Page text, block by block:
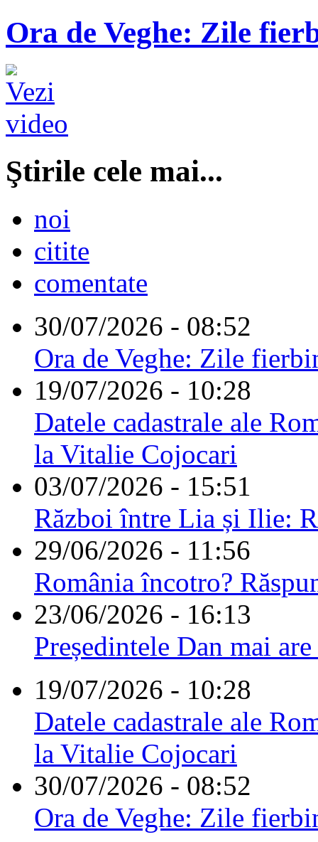
Ora de Veghe: Zile
Ştirile cele mai...
noi
citite
comentate
30/07/2026 - 08:52
Ora de Veghe: Zile
19/07/2026 - 10:28
Datele cadastrale ale
la Vitalie Cojocari
03/07/2026 - 15:51
Război între Lia și Ilie:
29/06/2026 - 11:56
România încotro?
23/06/2026 - 16:13
Președintele Dan mai
19/07/2026 - 10:28
Datele cadastrale ale
la Vitalie Cojocari
30/07/2026 - 08:52
Ora de Veghe: Zile